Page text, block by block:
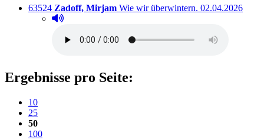
Titelnummer:
63524 von
Zadoff, Mirjam: Wie wir überwintern. Ausleihbar seit
02.04.2026
Hörprobe abspielen
Hörprobe von Wie wir überwintern.
Ergebnisse pro Seite:
10
25
50(aktuelle Einstellung)
100